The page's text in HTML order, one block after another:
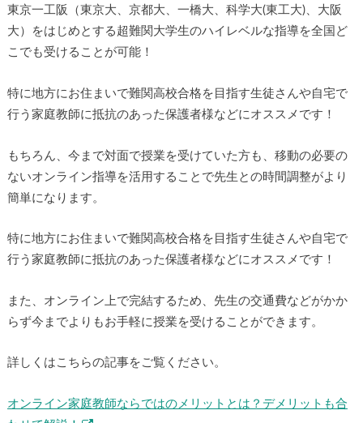
東京一工阪（東京大、京都大、一橋大、科学大(東工大)、大阪
大）をはじめとする超難関大学生のハイレベルな指導を全国ど
こでも受けることが可能！
特に地方にお住まいで難関高校合格を目指す生徒さんや自宅で
行う家庭教師に抵抗のあった保護者様などにオススメです！
もちろん、今まで対面で授業を受けていた方も、移動の必要の
ないオンライン指導を活用することで先生との時間調整がより
簡単になります。
特に地方にお住まいで難関高校合格を目指す生徒さんや自宅で
行う家庭教師に抵抗のあった保護者様などにオススメです！
また、オンライン上で完結するため、先生の交通費などがかか
らず今までよりもお手軽に授業を受けることができます。
詳しくはこちらの記事をご覧ください。
オンライン家庭教師ならではのメリットとは？デメリットも合